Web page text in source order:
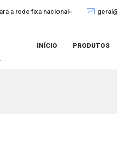
a rede fixa nacional»
INÍCIO PRODUTOS